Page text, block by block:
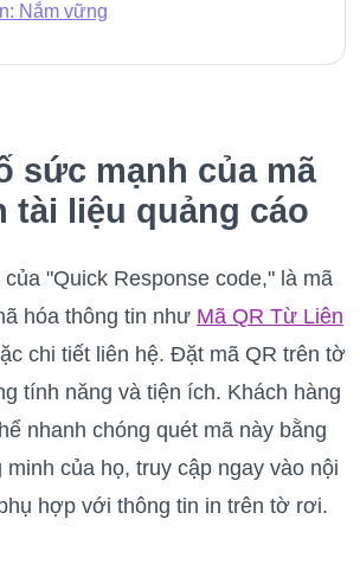
Nắm vững
sức mạnh của mã
tài liệu quảng cáo
"Quick Response code," là mã
hóa thông tin như Mã QR Từ Liên
chi tiết liên hệ. Đặt mã QR trên tờ
tính năng và tiện ích. Khách hàng
nhanh chóng quét mã này bằng
minh của họ, truy cập ngay vào nội
hợp với thông tin in trên tờ rơi.